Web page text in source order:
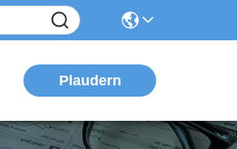
Plaudern